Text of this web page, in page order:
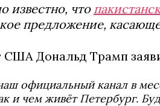
известно, что
предложение,
США Дональд Трамп
официальный канал в
и чем живёт Петербург.